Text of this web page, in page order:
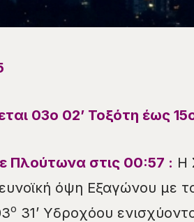
03ο 02’ Τοξότη έως 15
Πλούτωνα στις 00:57 : Η
ευνοϊκή όψη Εξαγώνου με
ο 31’ Υδροχόου